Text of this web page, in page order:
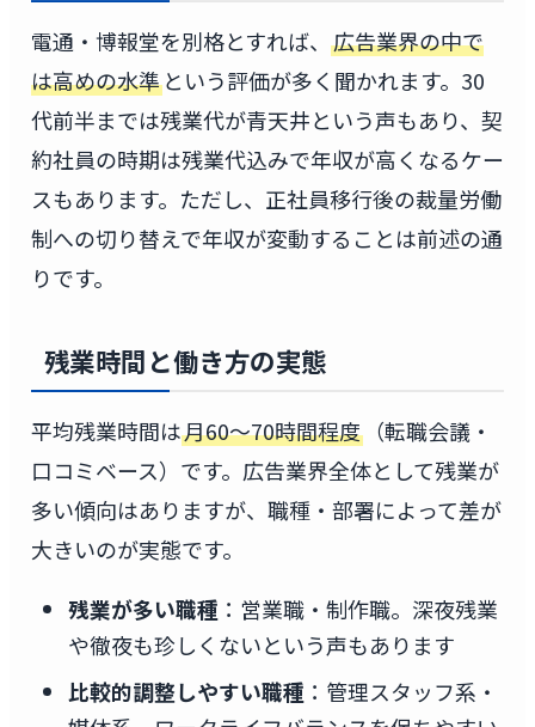
電通・博報堂を別格とすれば、 広告業界の中で
は高めの水準という評価が多く聞かれます。30
代前半までは残業代が青天井という声もあり、契
約社員の時期は残業代込みで年収が高くなるケー
スもあります。ただし、正社員移行後の裁量労働
制への切り替えで年収が変動することは前述の通
りです。
残業時間と働き方の実態
平均残業時間は月60〜70時間程度（転職会議・
口コミベース）です。広告業界全体として残業が
多い傾向はありますが、職種・部署によって差が
大きいのが実態です。
残業が多い職種 ：営業職・制作職。深夜残業
や徹夜も珍しくないという声もあります
比較的調整しやすい職種 ：管理スタッフ系・